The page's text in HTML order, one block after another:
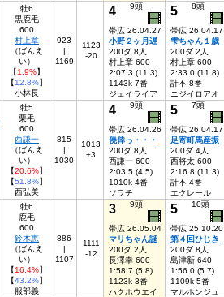
牡6
黒鹿毛
600
村上章
（ばんえ
い）
【1.9%】
【12.8%】
小林長
923
|
1169
1123
-20
4 9頭
帯広 26.04.27
小野２ヶ月遅
200ダ 8人
村上章 600
2:07.3 (11.3)
1143k 7番
ジェイライア
5 8頭
帯広 26.04.17
雫ちゃん１歳
200ダ 2人
村上章 600
2:33.0 (11.8)
計不 8番
ニジイロアオ
牡5
栗毛
600
西謙一
（ばんえ
い）
【20.6%】
【51.8%】
西弘美
815
|
1030
1013
+3
4 9頭
帯広 26.04.26
僥倖っ・・・
200ダ 8人
西謙一 600
2:03.5 (4.5)
1010k 4番
ソラチ
5 7頭
帯広 26.04.17
足寄町馬産振
200ダ 4人
西将太 600
2:16.8 (11.3)
計不 4番
エクレール
牡6
鹿毛
600
鈴木恵
（ばんえ
い）
【16.4%】
【43.2%】
服部義
886
|
1107
1111
-12
3 9頭
帯広 26.05.04
マリちゃん誕
200ダ 2人
長澤幸 600
1:58.7 (5.8)
1123k 3番
ハクホウエイ
5 10頭
帯広 25.10.20
第４回ひじき
200ダ 8人
島津新 640
1:56.0 (5.7)
1109k 5番
マルホンジュ